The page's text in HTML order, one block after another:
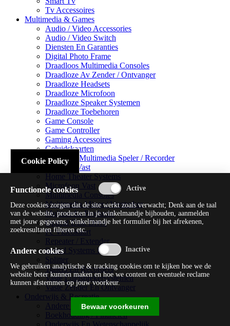
Tv Accessoires
Multimedia & Games
Audio / Video Accessories
Audio / Video Switch
Diensten En Garanties
Digital Photo Frame
Draadloos Multimedia Consoles
Draadloze Av Zender / Ontvanger
Draadloze Headsets
Draadloze Microfoon
Draadloze Speaker Systemen
Draadloze Toebehoren
Game Console
Game Controller
Gaming Accessoires
Geluidskaarten
Handheld Multimedia Speler / Recorder
Headsets Vast
Home Theater Systems
Microfoon Vast
Multimedia Consoles
Multimedia Mixer / Versterker
Multimedia Productie
Optical Disk Drive
Pc Videokaart
Repeater / Extender
Sound Systems Hi-fi
Splitter
Tuners En Recorders
Vaste Luidsprekersystemen
Vaste Zender En Ontvanger
Onderwijs & Recreatie
Andere Beveiligingssoftware
Boekhouding / Financiën
Cookie Policy
Functionele cookies
Deze cookies zorgen dat de site werkt zoals verwacht; Denk aan de taal
van de website, producten in je winkelmandje bijhouden, aanmelden
met jouw gegevens, winkelmandje het formulier bij het afrekenen,
zoekresultaten filteren etc.
Andere cookies
We gebruiken analytische & tracking cookies om te kijken hoe we de
website beter kunnen maken en hoe we content en eventuele reclame
kunnen afstemmen op jouw voorkeur.
Bewaar voorkeuren